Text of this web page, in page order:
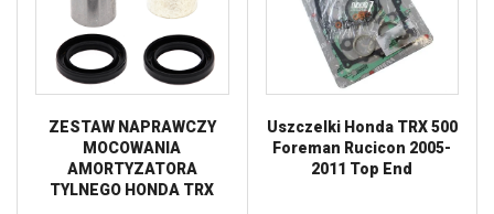
ZESTAW NAPRAWCZY
MOCOWANIA
AMORTYZATORA
TYLNEGO HONDA TRX
Uszczelki Honda TRX 500
Foreman Rucicon 2005-
2011 Top End